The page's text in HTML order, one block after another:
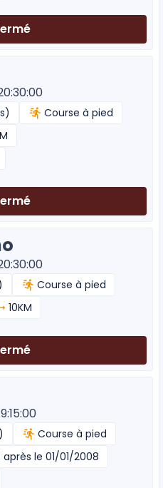
Course à pied
Course à pied
10KM
Course à pied
après le 01/01/2008